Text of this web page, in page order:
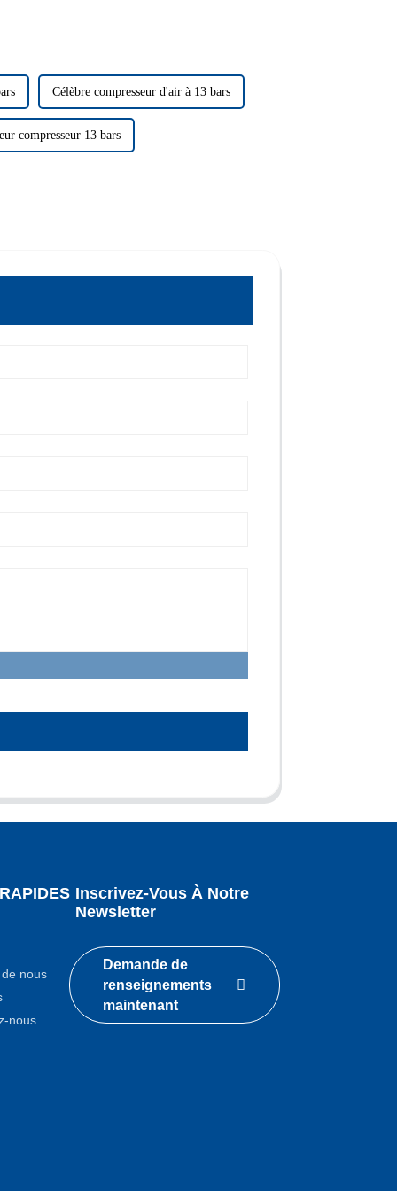
Célèbre compresseur d'air à 13 bars
compresseur 13 bars
nous
nous
Inscrivez-Vous À Notre
Newsletter
Demande de
renseignements
maintenant